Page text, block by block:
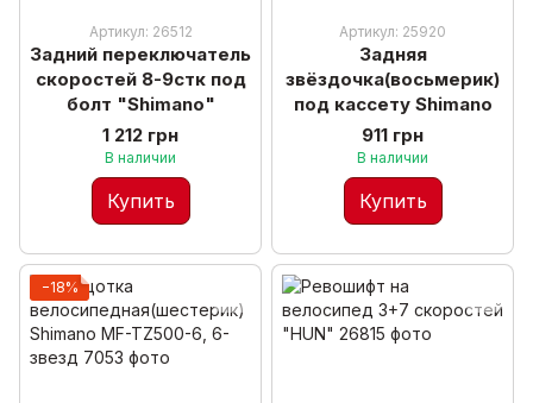
Артикул: 26512
Задний переключатель
скоростей 8-9стк под
болт "Shimano"
1 212 грн
В наличии
Купить
Артикул: 25920
Задняя
звёздочка(восьмерик)
под кассету Shimano
911 грн
В наличии
Купить
−18%